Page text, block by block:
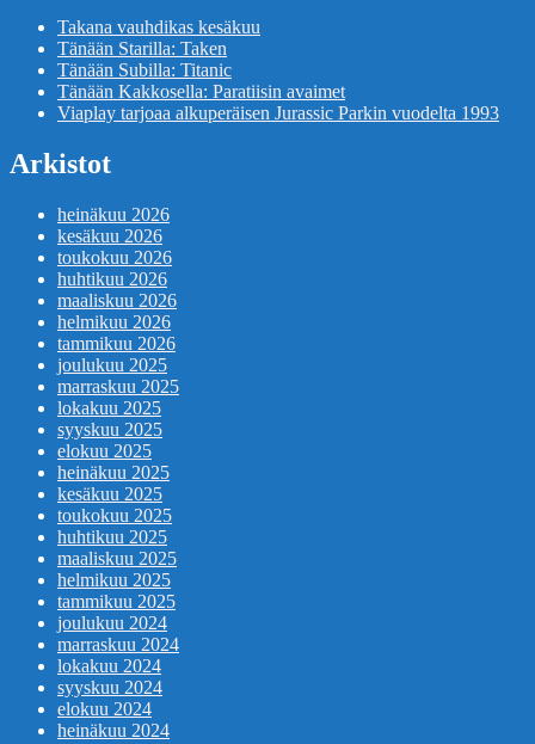
Takana vauhdikas kesäkuu
Tänään Starilla: Taken
Tänään Subilla: Titanic
Tänään Kakkosella: Paratiisin avaimet
Viaplay tarjoaa alkuperäisen Jurassic Parkin vuodelta 1993
Arkistot
heinäkuu 2026
kesäkuu 2026
toukokuu 2026
huhtikuu 2026
maaliskuu 2026
helmikuu 2026
tammikuu 2026
joulukuu 2025
marraskuu 2025
lokakuu 2025
syyskuu 2025
elokuu 2025
heinäkuu 2025
kesäkuu 2025
toukokuu 2025
huhtikuu 2025
maaliskuu 2025
helmikuu 2025
tammikuu 2025
joulukuu 2024
marraskuu 2024
lokakuu 2024
syyskuu 2024
elokuu 2024
heinäkuu 2024